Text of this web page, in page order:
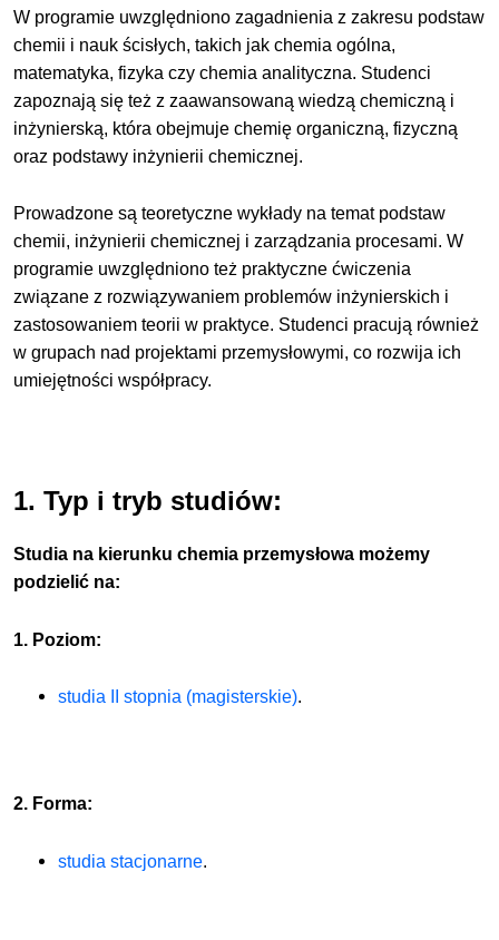
W programie uwzględniono zagadnienia z zakresu podstaw
chemii i nauk ścisłych, takich jak chemia ogólna,
matematyka, fizyka czy chemia analityczna. Studenci
zapoznają się też z zaawansowaną wiedzą chemiczną i
inżynierską, która obejmuje chemię organiczną, fizyczną
oraz podstawy inżynierii chemicznej.
Prowadzone są teoretyczne wykłady na temat podstaw
chemii, inżynierii chemicznej i zarządzania procesami. W
programie uwzględniono też praktyczne ćwiczenia
związane z rozwiązywaniem problemów inżynierskich i
zastosowaniem teorii w praktyce. Studenci pracują również
w grupach nad projektami przemysłowymi, co rozwija ich
umiejętności współpracy.
1. Typ i tryb studiów:
Studia na kierunkuchemia przemysłowa możemy
podzielić na:
1. Poziom:
studia II stopnia (magisterskie).
2. Forma:
studia stacjonarne.